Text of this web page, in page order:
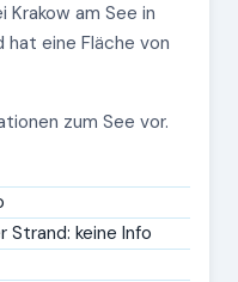
am See in
hat eine Fläche von
zum See vor.
keine Info